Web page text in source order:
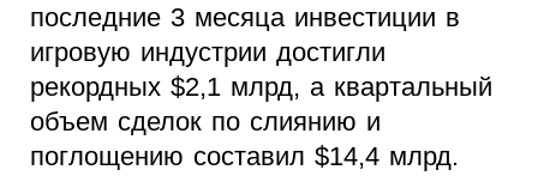
последние 3 месяца инвестиции в
игровую индустрии достигли
рекордных $2,1 млрд, а квартальный
объем сделок по слиянию и
поглощению составил $14,4 млрд.